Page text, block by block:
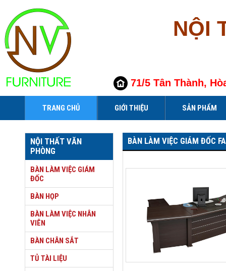
NỘI
71/5 Tân Thành,
TRANG CHỦ GIỚI THIỆU SẢN PHẨM
NỘI THẤT VĂN
PHÒNG
BÀN LÀM VIỆC GIÁM
ĐỐC
BÀN HỌP
BÀN LÀM VIỆC NHÂN
VIÊN
BÀN CHÂN SẮT
TỦ TÀI LIỆU
BÀN LÀM VIỆC GIÁM ĐỐC